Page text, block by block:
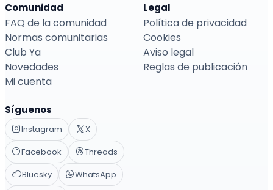
Comunidad
FAQ de la comunidad
Normas comunitarias
Club Ya
Novedades
Mi cuenta
Legal
Política de privacidad
Cookies
Aviso legal
Reglas de publicación
Síguenos
Instagram
X
Facebook
Threads
Bluesky
WhatsApp